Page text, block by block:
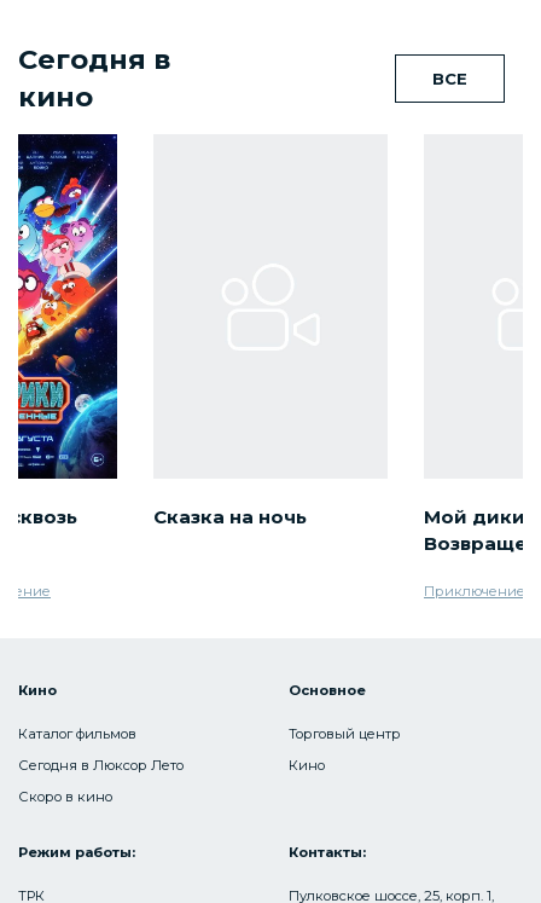
Сегодня в
кино
ВСЕ
Сказка на ночь
Мой дикий
Приключение
Кино
Каталог фильмов
Сегодня в Люксор Лето
Скоро в кино
Основное
Торговый центр
Кино
Режим работы:
ТРК
Контакты:
Пулковское шоссе, 25, корп. 1,